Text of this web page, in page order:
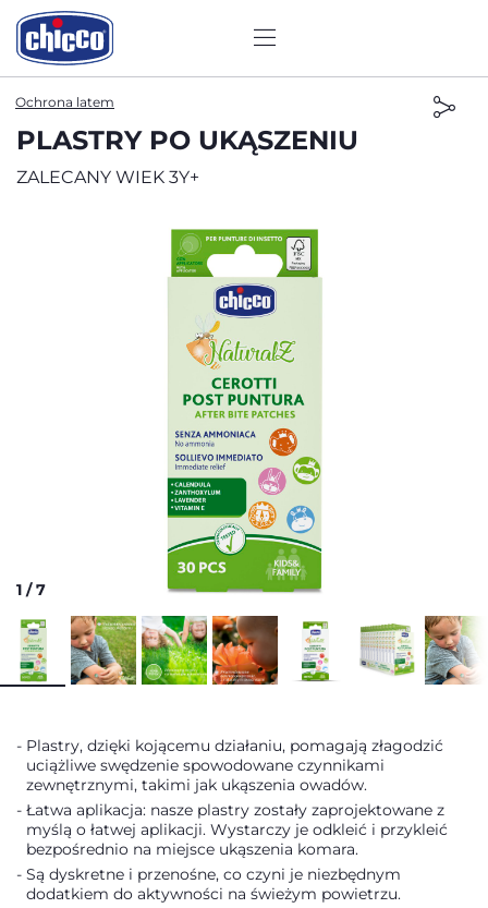
Ochrona latem
PLASTRY PO UKĄSZENIU
ZALECANY WIEK 3Y+
1 /7
Plastry, dzięki kojącemu działaniu, pomagają złagodzić
uciążliwe swędzenie spowodowane czynnikami
zewnętrznymi, takimi jak ukąszenia owadów.
Łatwa aplikacja: nasze plastry zostały zaprojektowane z
myślą o łatwej aplikacji. Wystarczy je odkleić i przykleić
bezpośrednio na miejsce ukąszenia komara.
Są dyskretne i przenośne, co czyni je niezbędnym
dodatkiem do aktywności na świeżym powietrzu.